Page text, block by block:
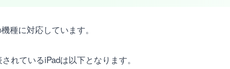
種に対応しています。
れているiPadは以下となります。